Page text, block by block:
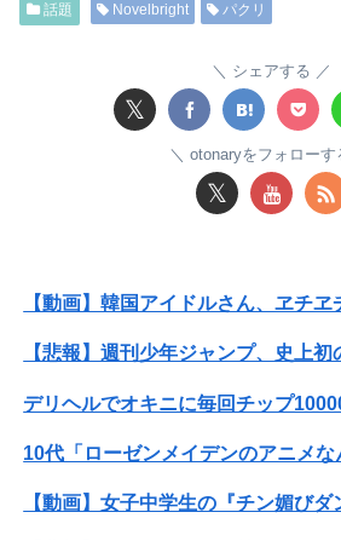
話題 Novelbright パクリ
シェアする
𝕏
otonaryをフォローす
𝕏
10代「ローゼンメイデンのアニメな